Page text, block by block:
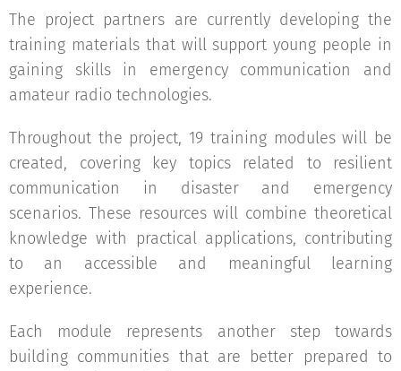
The project partners are currently developing the
training materials that will support young people in
gaining skills in emergency communication and
amateur radio technologies. 🚨📻
Throughout the project, 19 training modules will be
created, covering key topics related to resilient
communication in disaster and emergency
scenarios. These resources will combine theoretical
knowledge with practical applications, contributing
to an accessible and meaningful learning
experience. 🌍🤝
Each module represents another step towards
building communities that are better prepared to